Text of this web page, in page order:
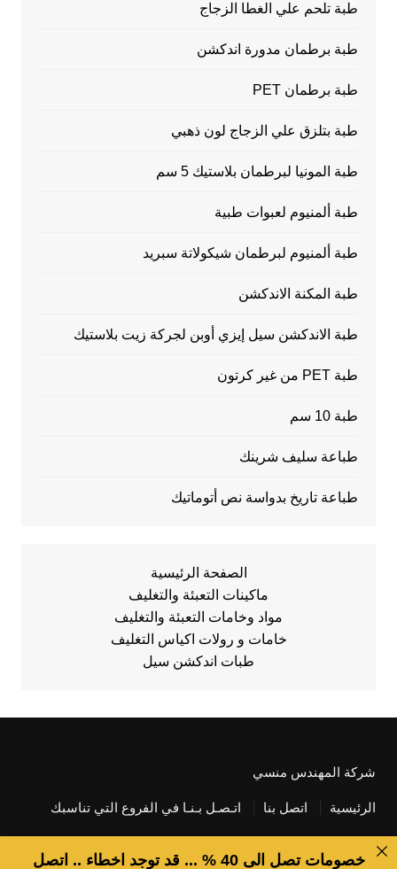
طبة تلحم علي الغطا الزجاج
طبة برطمان مدورة اندكشن
طبة برطمان PET
طبة بتلزق علي الزجاج لون ذهبي
طبة المونيا لبرطمان بلاستيك 5 سم
طبة ألمنيوم لعبوات طبية
طبة ألمنيوم لبرطمان شيكولاتة سبريد
طبة المكنة الاندكشن
طبة الاندكشن سيل إيزي أوبن لجركة زيت بلاستيك
طبة PET من غير كرتون
طبة 10 سم
طباعة سليف شرينك
طباعة تاريخ بدواسة نص أتوماتيك
الصفحة الرئيسية
ماكينات التعبئة والتغليف
مواد وخامات التعبئة والتغليف
خامات و رولات اكياس التغليف
طبات اندكشن سيل
شركة المهندس منسي
الرئيسية اتصل بنا اتـصـل بـنـا في الفروع التي تناسبك
خصومات تصل الى 40 % ... قد توجد اخطاء .. اتصل